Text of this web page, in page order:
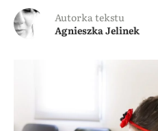
Autorka tekstu
Agnieszka Jelinek